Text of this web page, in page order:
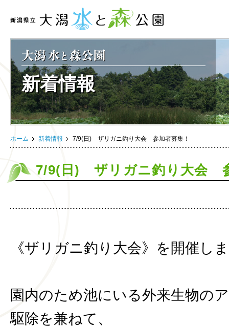
新着情報
ホーム 新着情報 7/9(日) ザリガニ釣り大会 参加者募集！
7/9(日) ザリガニ釣り大会
《ザリガニ釣り大会》を開催し
園内のため池にいる外来生物の
駆除を兼ねて、